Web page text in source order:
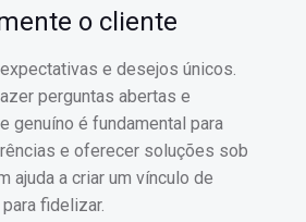
o cliente
e desejos únicos.
perguntas abertas e
genuíno é fundamental para
e oferecer soluções sob
ajuda a criar um vínculo de
fidelizar.